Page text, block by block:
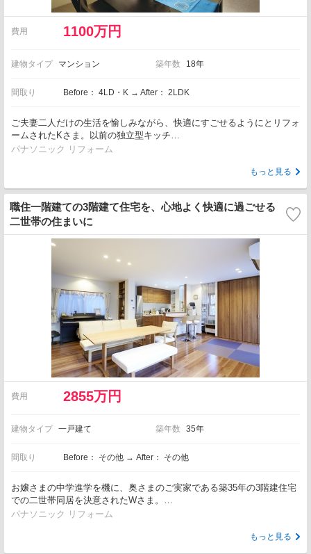
費用 1100万円
建物タイプ マンション 築年数 18年
間取り Before： 4LD・K → After： 2LDK
ご夫妻二人だけの生活を愉しみながら、快適にすごせるようにとリフォ
ームされたKさま。以前の独立型キッチ…
パナソニック リフォーム
もっと見る
職住一階建ての3階建て住宅を、心地よく快適に過ごせる
二世帯の住まいに
費用 2855万円
建物タイプ 一戸建て 築年数 35年
間取り Before： その他 → After： その他
お嬢さまの中学進学を機に、奥さまのご実家である築35年の3階建住宅
での二世帯同居を決意されたWさま。…
パナソニック リフォーム
もっと見る